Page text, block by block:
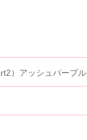
）アッシュパープル